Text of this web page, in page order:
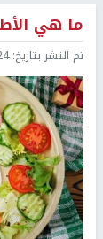
ما هي
تم النشر بتاريخ: